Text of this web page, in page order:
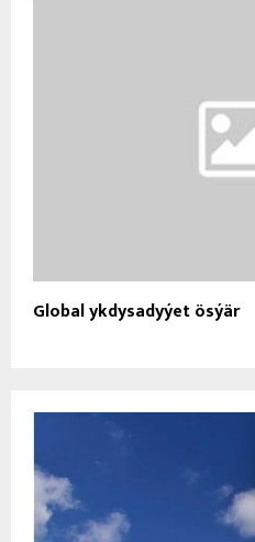
Global ykdysadyýet ösýär